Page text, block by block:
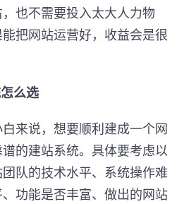
也不需要投入太大人力物
把网站运营好，收益会是很
么选
来说，想要顺利建成一个网
的建站系统。具体要考虑以
队的技术水平、系统操作难
功能是否丰富、做出的网站